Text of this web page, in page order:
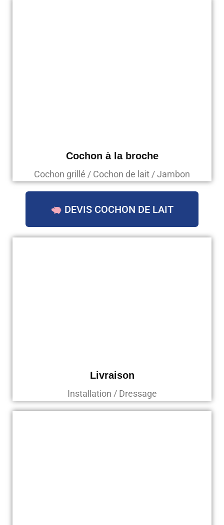
Cochon à la broche
Cochon grillé / Cochon de lait / Jambon
DEVIS COCHON DE LAIT
Livraison
Installation / Dressage